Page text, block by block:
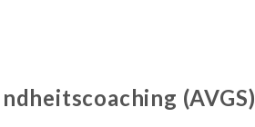
(AVGS)